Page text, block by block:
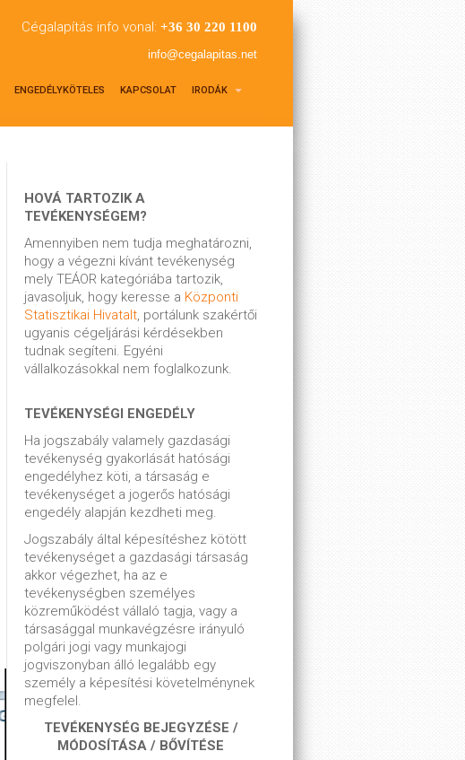
Cégalapítás info vonal: +36 30 220 1100
info@cegalapitas.net
ENGEDÉLYKÖTELES KAPCSOLAT IRODÁK
HOVÁ TARTOZIK A
TEVÉKENYSÉGEM?
Amennyiben nem tudja meghatározni,
hogy a végezni kívánt tevékenység
mely TEÁOR kategóriába tartozik,
javasoljuk, hogy keresse a Központi
Statisztikai Hivatalt, portálunk szakértői
ugyanis cégeljárási kérdésekben
tudnak segíteni. Egyéni
vállalkozásokkal nem foglalkozunk.
TEVÉKENYSÉGI ENGEDÉLY
Ha jogszabály valamely gazdasági
tevékenység gyakorlását hatósági
engedélyhez köti, a társaság e
tevékenységet a jogerős hatósági
engedély alapján kezdheti meg.
Jogszabály által képesítéshez kötött
tevékenységet a gazdasági társaság
akkor végezhet, ha az e
tevékenységben személyes
közreműködést vállaló tagja, vagy a
társasággal munkavégzésre irányuló
polgári jogi vagy munkajogi
jogviszonyban álló legalább egy
személy a képesítési követelménynek
megfelel.
TEVÉKENYSÉG BEJEGYZÉSE /
MÓDOSÍTÁSA / BŐVÍTÉSE